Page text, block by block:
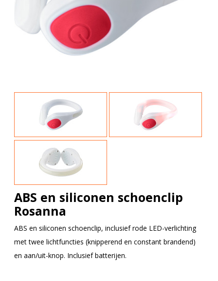
ABS en siliconen schoenclip
Rosanna
ABS en siliconen schoenclip, inclusief rode LED-verlichting
met twee lichtfuncties (knipperend en constant brandend)
en aan/uit-knop. Inclusief batterijen.